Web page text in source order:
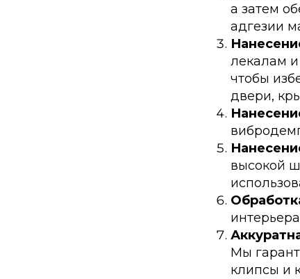
а затем
адгезии
лекалам
чтобы
двери,
высокой
Мы
клипсы и